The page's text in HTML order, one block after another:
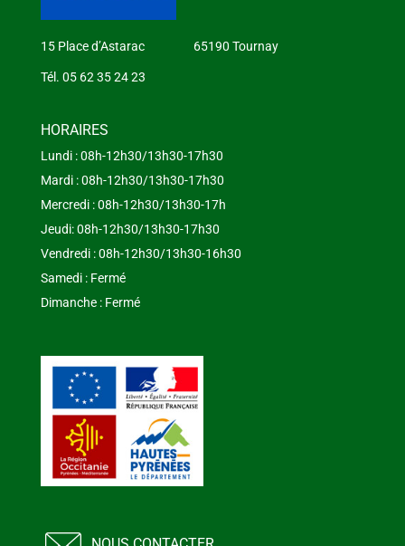
15 Place d’Astarac 65190 Tournay
Tél. 05 62 35 24 23
HORAIRES
Lundi : 08h-12h30/13h30-17h30
Mardi : 08h-12h30/13h30-17h30
Mercredi : 08h-12h30/13h30-17h
Jeudi: 08h-12h30/13h30-17h30
Vendredi : 08h-12h30/13h30-16h30
Samedi : Fermé
Dimanche : Fermé